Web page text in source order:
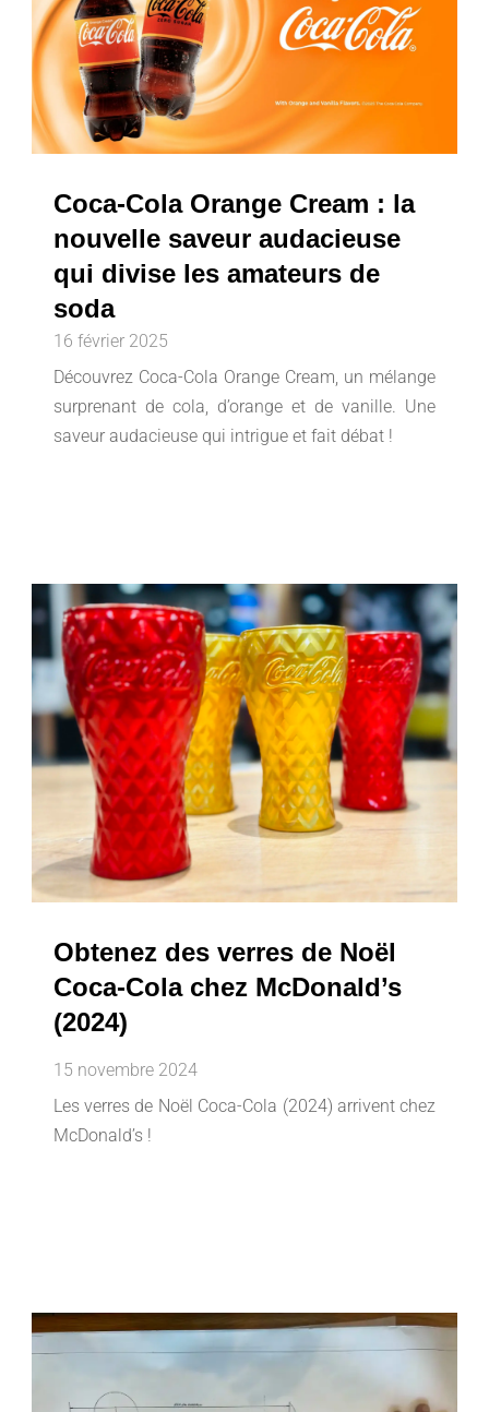
Coca-Cola Orange Cream : la
nouvelle saveur audacieuse
qui divise les amateurs de
soda
16 février 2025
Découvrez Coca-Cola Orange Cream, un mélange
surprenant de cola, d’orange et de vanille. Une
saveur audacieuse qui intrigue et fait débat !
Obtenez des verres de Noël
Coca-Cola chez McDonald’s
(2024)
15 novembre 2024
Les verres de Noël Coca-Cola (2024) arrivent chez
McDonald’s !